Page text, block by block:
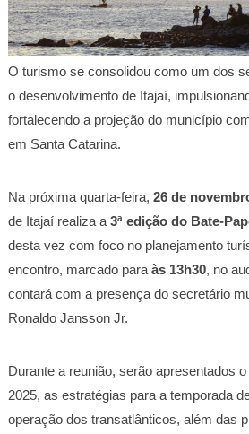
O turismo se consolidou como um dos
o desenvolvimento de Itajaí,
fortalecendo a projeção do município
em Santa Catarina.
Na próxima quarta-feira, 26 de
de Itajaí realiza a 3ª edição do Bate-
desta vez com foco no planejamento
encontro, marcado paraàs 13h30, no
contará com a presença do secretário
Ronaldo Jansson Jr.
Durante a reunião, serão apresentados
2025, as estratégias para a temporada
operação dos transatlânticos, além das